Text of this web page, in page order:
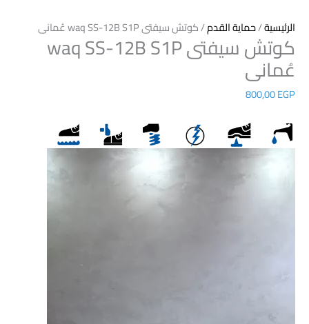
الرئيسية/حماية القدم/ كوتش سيفتى waq SS-12B S1P عُمانى
كوتش سيفتى waq SS-12B S1P
عُمانى
800,00EGP